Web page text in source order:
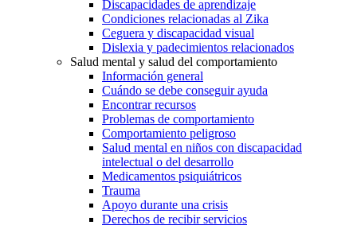
Discapacidades de aprendizaje
Condiciones relacionadas al Zika
Ceguera y discapacidad visual
Dislexia y padecimientos relacionados
Salud mental y salud del comportamiento
Información general
Cuándo se debe conseguir ayuda
Encontrar recursos
Problemas de comportamiento
Comportamiento peligroso
Salud mental en niños con discapacidad
intelectual o del desarrollo
Medicamentos psiquiátricos
Trauma
Apoyo durante una crisis
Derechos de recibir servicios